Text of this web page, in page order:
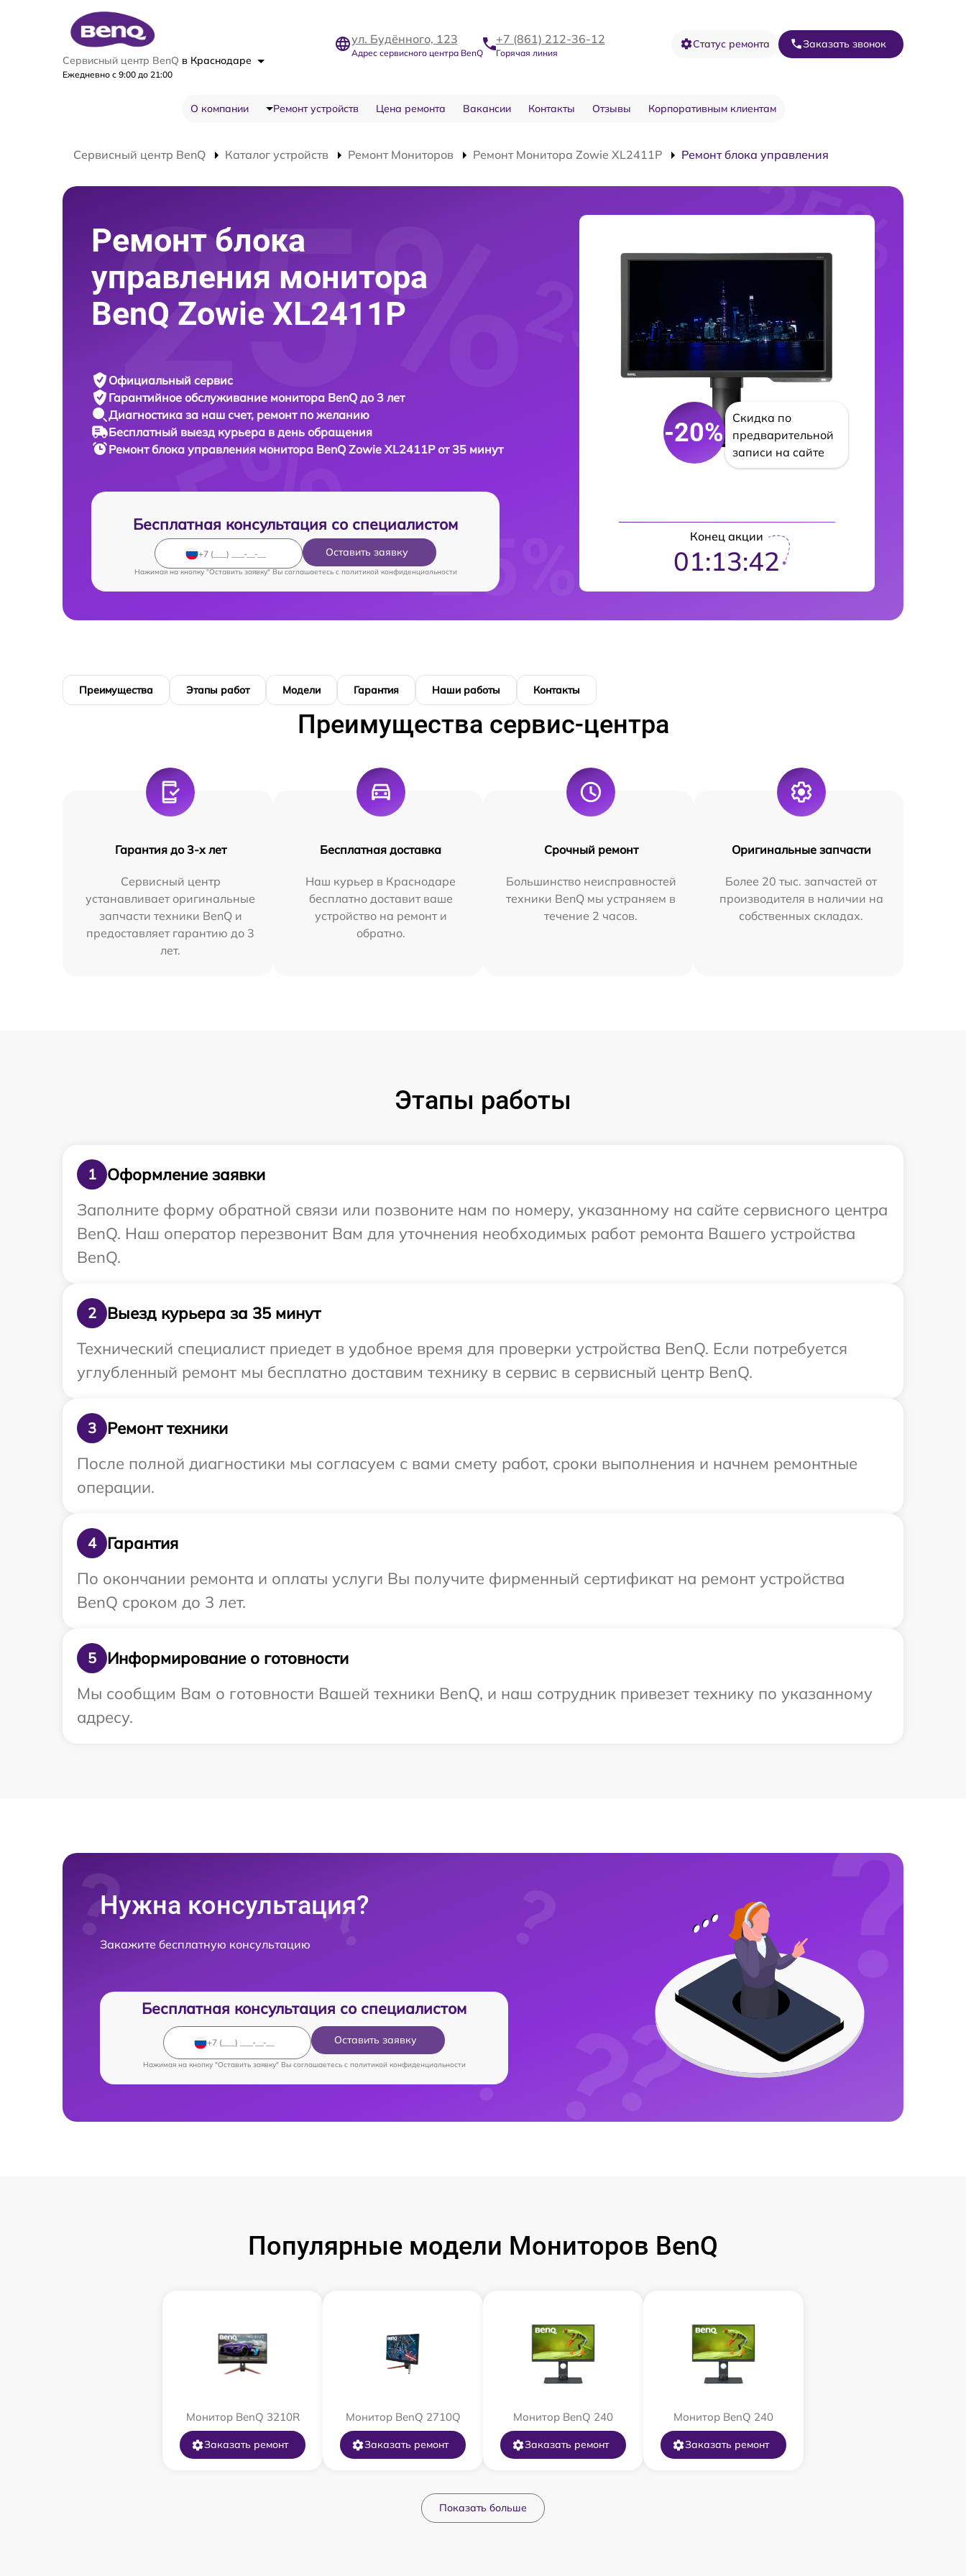
Сервисный центр BenQ в Краснодаре
Ежедневно с 9:00 до 21:00
ул. Будённого, 123
Адрес сервисного центра BenQ
+7 (861) 212-36-12
Горячая линия
Статус ремонта Заказать звонок
О компании Ремонт устройств Цена ремонта Вакансии Контакты Отзывы Корпоративным клиентам
Сервисный центр BenQ Каталог устройств Ремонт Мониторов Ремонт Монитора Zowie XL2411P Ремонт блока управления
Ремонт блока
управления монитора
BenQ Zowie XL2411P
Официальный сервис
Гарантийное обслуживание монитора BenQ до 3 лет
Диагностика за наш счет, ремонт по желанию
Бесплатный выезд курьера в день обращения
Ремонт блока управления монитора BenQ Zowie XL2411P от 35 минут
Бесплатная консультация со специалистом
Оставить заявку
Нажимая на кнопку "Оставить заявку" Вы соглашаетесь c политикой конфиденциальности
-20%
Скидка по
предварительной
записи на сайте
Конец акции
01:13:42
Преимущества Этапы работ Модели Гарантия Наши работы Контакты
Преимущества сервис-центра
Гарантия до 3-х лет
Сервисный центр
устанавливает оригинальные
запчасти техники BenQ и
предоставляет гарантию до 3
лет.
Бесплатная доставка
Наш курьер в Краснодаре
бесплатно доставит ваше
устройство на ремонт и
обратно.
Срочный ремонт
Большинство неисправностей
техники BenQ мы устраняем в
течение 2 часов.
Оригинальные запчасти
Более 20 тыс. запчастей от
производителя в наличии на
собственных складах.
Этапы работы
1
Оформление заявки
Заполните форму обратной связи или позвоните нам по номеру, указанному на сайте сервисного центра
BenQ. Наш оператор перезвонит Вам для уточнения необходимых работ ремонта Вашего устройства
BenQ.
2
Выезд курьера за 35 минут
Технический специалист приедет в удобное время для проверки устройства BenQ. Если потребуется
углубленный ремонт мы бесплатно доставим технику в сервис в сервисный центр BenQ.
3
Ремонт техники
После полной диагностики мы согласуем с вами смету работ, сроки выполнения и начнем ремонтные
операции.
4
Гарантия
По окончании ремонта и оплаты услуги Вы получите фирменный сертификат на ремонт устройства
BenQ сроком до 3 лет.
5
Информирование о готовности
Мы сообщим Вам о готовности Вашей техники BenQ, и наш сотрудник привезет технику по указанному
адресу.
Нужна консультация?
Закажите бесплатную консультацию
Бесплатная консультация со специалистом
Оставить заявку
Нажимая на кнопку "Оставить заявку" Вы соглашаетесь c политикой конфиденциальности
Популярные модели Мониторов BenQ
Монитор BenQ 3210R
Заказать ремонт
Монитор BenQ 2710Q
Заказать ремонт
Монитор BenQ 240
Заказать ремонт
Монитор BenQ 240
Заказать ремонт
Показать больше